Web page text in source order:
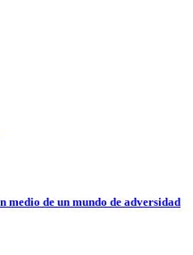
medio de un mundo de adversidad